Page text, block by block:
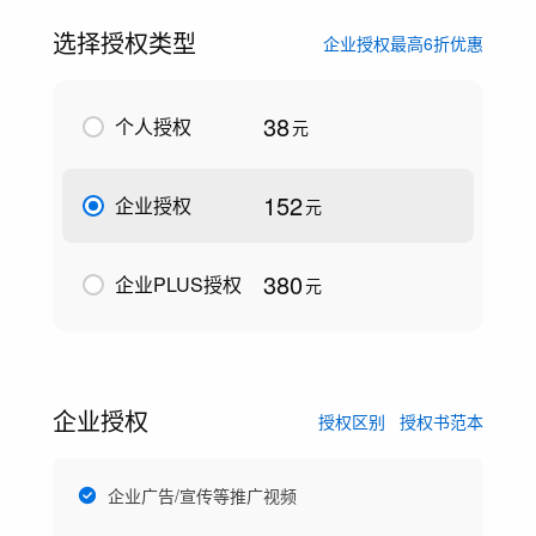
选择授权类型 企业授权最高6折优惠
个人授权 38元
企业授权 152元
企业PLUS授权 380元
企业授权 授权区别 授权书范本
企业广告/宣传等推广视频